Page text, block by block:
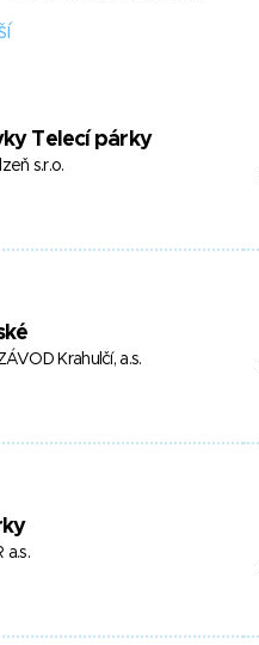
Telecí párky
s.r.o.
Krahulčí, a.s.
a.s.